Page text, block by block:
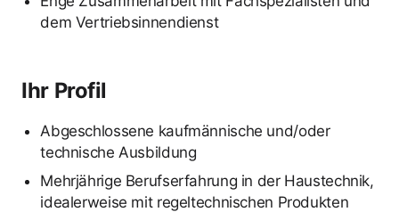
dem Vertriebsinnendienst
Ihr Profil
Abgeschlossene kaufmännische und/oder
technische Ausbildung
Mehrjährige Berufserfahrung in der Haustechnik,
idealerweise mit regeltechnischen Produkten